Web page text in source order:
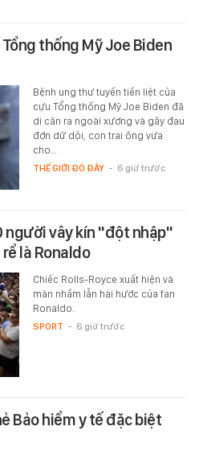
thống Mỹ Joe Biden
Bệnh ung thư tuyến tiền liệt của
cựu Tổng thống Mỹ Joe Biden đã
di căn ra ngoài xương và gây đau
đớn dữ dội, con trai ông vừa
cho…
THẾ GIỚI ĐÓ ĐÂY - 6 giờ trước
người vây kín "đột nhập"
là Ronaldo
Chiếc Rolls-Royce xuất hiện và
màn nhầm lẫn hài hước của fan
Ronaldo.
SPORT - 6 giờ trước
Bảo hiểm y tế đặc biệt